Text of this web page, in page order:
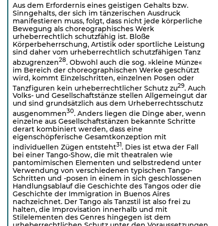
Aus dem Erfordernis eines geistigen Gehalts bzw.
Sinngehalts, der sich im tänzerischen Ausdruck
manifestieren muss, folgt, dass nicht jede körperliche
Bewegung als choreographisches Werk
urheberrechtlich schutzfähig ist. Bloße
Körperbeherrschung, Artistik oder sportliche Leistung
sind daher vom urheberrechtlich schutzfähigen Tanz
abzugrenzen28. Obwohl auch die sog. »kleine Münze«
im Bereich der choreographischen Werke geschützt
wird, kommt Einzelschritten, einzelnen Posen oder
Tanzfiguren kein urheberrechtlicher Schutz zu29. Auch
Volks- und Gesellschaftstänze stellen Allgemeingut dar
und sind grundsätzlich aus dem Urheberrechtsschutz
ausgenommen30. Anders liegen die Dinge aber, wenn
einzelne aus Gesellschaftstänzen bekannte Schritte
derart kombiniert werden, dass eine
eigenschöpferische Gesamtkonzeption mit
individuellen Zügen entsteht31. Dies ist etwa der Fall
bei einer Tango-Show, die mit theatralen wie
pantomimischen Elementen und selbstredend unter
Verwendung von verschiedenen typischen Tango-
Schritten und -posen in einem in sich geschlossenen
Handlungsablauf die Geschichte des Tangos oder die
Geschichte der Immigration in Buenos Aires
nachzeichnet. Der Tango als Tanzstil ist also frei zu
halten, die Improvisation innerhalb und mit
Stilelementen des Genres hingegen ist dem